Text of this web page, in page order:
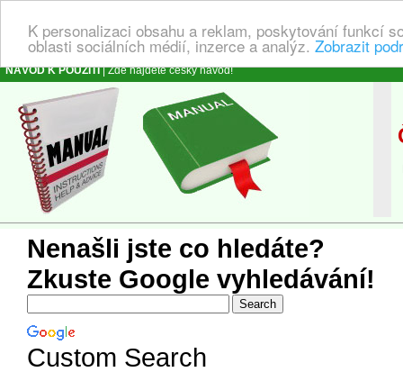
K personalizaci obsahu a reklam, poskytování funkcí
oblasti sociálních médií, inzerce a analýz. Zobrazit
NÁVOD K POUŽITÍ| Zde najdete český návod!
Nenašli jste co hledáte?
Zkuste Google vyhledávání!
Custom Search